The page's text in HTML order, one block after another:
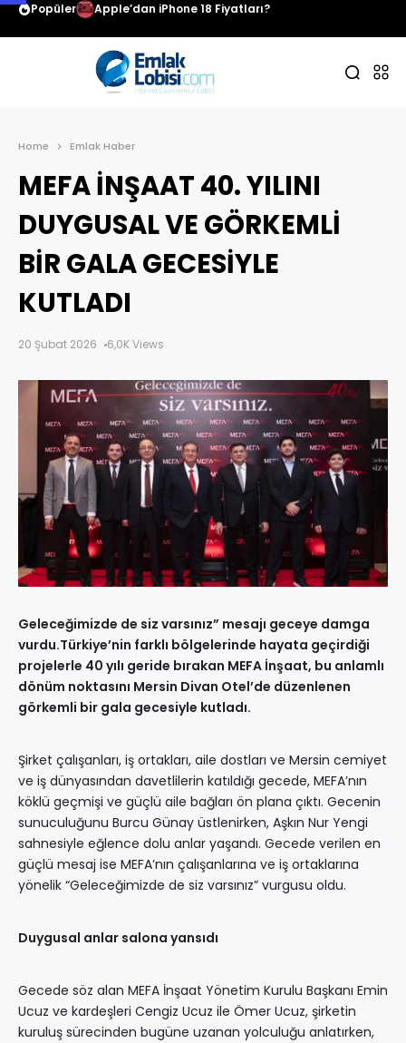
Popüler Apple’dan iPhone 18 Fiyatları?
Home Emlak Haber
MEFA İNŞAAT 40. YILINI
DUYGUSAL VE GÖRKEMLİ
BİR GALA GECESİYLE
KUTLADI
20 Şubat 2026 6,0K Views
Geleceğimizde de siz varsınız” mesajı geceye damga
vurdu.Türkiye’nin farklı bölgelerinde hayata geçirdiği
projelerle 40 yılı geride bırakan MEFA İnşaat, bu anlamlı
dönüm noktasını Mersin Divan Otel’de düzenlenen
görkemli bir gala gecesiyle kutladı.
Şirket çalışanları, iş ortakları, aile dostları ve Mersin cemiyet
ve iş dünyasından davetlilerin katıldığı gecede, MEFA’nın
köklü geçmişi ve güçlü aile bağları ön plana çıktı. Gecenin
sunuculuğunu Burcu Günay üstlenirken, Aşkın Nur Yengi
sahnesiyle eğlence dolu anlar yaşandı. Gecede verilen en
güçlü mesaj ise MEFA’nın çalışanlarına ve iş ortaklarına
yönelik “Geleceğimizde de siz varsınız” vurgusu oldu.
Duygusal anlar salona yansıdı
Gecede söz alan MEFA İnşaat Yönetim Kurulu Başkanı Emin
Ucuz ve kardeşleri Cengiz Ucuz ile Ömer Ucuz, şirketin
kuruluş sürecinden bugüne uzanan yolculuğu anlatırken,